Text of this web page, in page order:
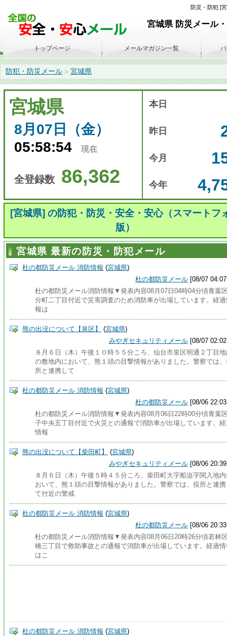
防災・防犯 [
宮城県 防災メール
防犯・防災メール > 宮城県
宮城県
8月07日（金）
05:58:54
現在
全登録数 86,362
本日
昨日
今月
今年
[宮城県] の防犯・防災・安全・安心（スマートフ
版）
宮城県 最新の防災・防犯メール
杜の都防災メール 消防情報 (宮城県)
杜の都防災メール [08/07
杜の都防災メール消防情報▼発表内容08月07日04時04分頃青葉
分町二丁目付近で災害調査のため消防車が出場しています。経
報は
熊の出没について【泉区】 (宮城県)
みやぎセキュリティメール [08/07
８月６日（木）午後１０時５５分ころ、仙台市泉区明通２丁目
の敷地内において、熊１頭の目撃情報がありました。警察では
所と連携して
杜の都防災メール 消防情報 (宮城県)
杜の都防災メール [08/06
杜の都防災メール消防情報▼発表内容08月06日22時00分頃青葉
子中央五丁目付近で火災との通報で消防車が出場しています。
情報
熊の出没について【柴田町】 (宮城県)
みやぎセキュリティメール [08/06
８月６日（木）午後５時４５分ころ、柴田町大字船迫字関入地
おいて、熊１頭の目撃情報がありました。警察では、役所と連
て付近の警戒
杜の都防災メール 消防情報 (宮城県)
杜の都防災メール [08/06
杜の都防災メール消防情報▼発表内容08月06日20時26分頃若林
橋三丁目で救助事故との通報で消防車が出場しています。経過
はこ
杜の都防災メール 消防情報 (宮城県)
トップページ メールマガジン一覧